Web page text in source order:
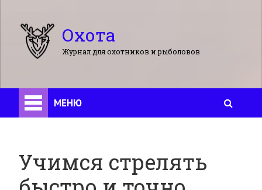
Охота
Журнал для охотников и рыболовов
МЕНЮ
Учимся стрелять